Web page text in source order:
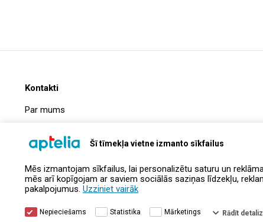
Šī tīmekļa vietne izmanto sīkfailus
Mēs izmantojam sīkfailus, lai personalizētu saturu un
mēs arī kopīgojam ar saviem sociālās saziņas līdzekļu,
pakalpojumus. Uzziniet vairāk
Nepieciešams Statistika Mārketings Rādīt
Kontakti
Par mums
Uzņēmuma informācija
Kontakti